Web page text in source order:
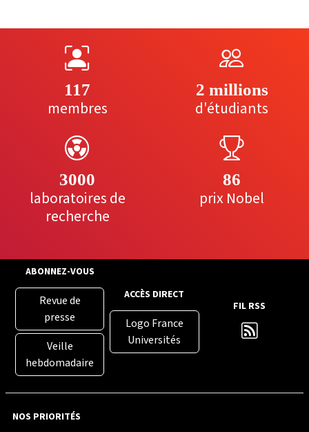
117
membres
2 millions
d'étudiants
3000
laboratoires de
recherche
86
prix Nobel
ABONNEZ-VOUS
Revue de
presse
Veille
hebdomadaire
ACCÈS DIRECT
Logo France
Universités
FIL RSS
NOS PRIORITÉS